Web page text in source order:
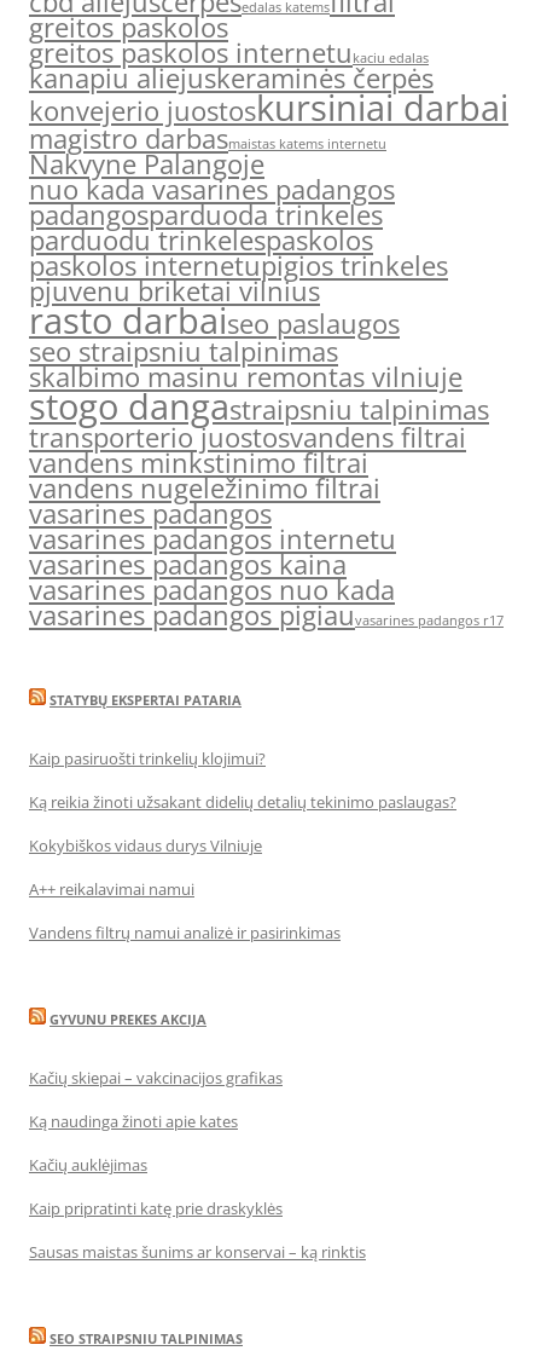
edalas katems
greitos paskolos
greitos paskolos internetu kaciu edalas
kanapiu aliejuskeraminės čerpės
konvejerio juostoskursiniai darbai
magistro darbasmaistas katems internetu
Nakvyne Palangoje
nuo kada vasarines padangos
padangosparduoda trinkeles
parduodu trinkelespaskolos
paskolos internetupigios trinkeles
pjuvenu briketai vilnius
rasto darbaiseo paslaugos
seo straipsniu talpinimas
skalbimo masinu remontas vilniuje
stogo dangastraipsniu talpinimas
transporterio juostosvandens filtrai
vandens minkstinimo filtrai
vandens nugeležinimo filtrai
vasarines padangos
vasarines padangos internetu
vasarines padangos kaina
vasarines padangos nuo kada
vasarines padangos pigiauvasarines padangos r17
STATYBŲ EKSPERTAI PATARIA
Kaip pasiruošti trinkelių klojimui?
Ką reikia žinoti užsakant didelių detalių tekinimo paslaugas?
Kokybiškos vidaus durys Vilniuje
A++ reikalavimai namui
Vandens filtrų namui analizė ir pasirinkimas
GYVUNU PREKES AKCIJA
Kačių skiepai – vakcinacijos grafikas
Ką naudinga žinoti apie kates
Kačių auklėjimas
Kaip pripratinti katę prie draskyklės
Sausas maistas šunims ar konservai – ką rinktis
SEO STRAIPSNIU TALPINIMAS